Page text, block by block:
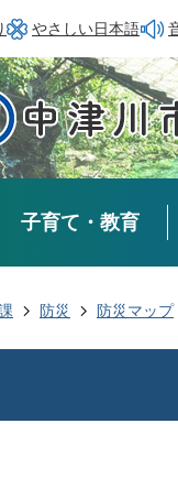
やさしい日本語
子育て・教育
防災 防災マップ